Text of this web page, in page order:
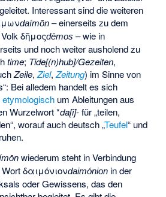
Interessant sind die weiteren
daímōn – einerseits zu dem
Volkδῆμοςdēmos – wie in
und noch weiter ausholend zu
time; Tide[(n)hub]/Gezeiten,
Zeile,Ziel,Zeitung) im Sinne von
Bei alledem handelt es sich
etymologisch um Ableitungen aus
Wurzelwort *da[i]- für „teilen,
worauf auch deutsch „Teufel“ und
wiederum steht in Verbindung
Wortδαιμόνιονdaimónion in der
oder Gewissens, das den